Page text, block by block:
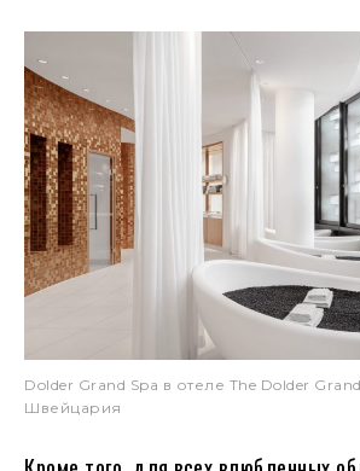
Dolder Grand Spa в отеле The Dolder
Швейцария